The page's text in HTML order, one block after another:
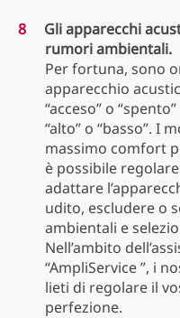
Gli apparecchi
rumori ambientali.
Per fortuna, sono
apparecchio
“acceso” o
“alto” o “basso”. I
massimo comfort
è possibile
adattare
udito, escludere o
ambientali e
Nell’ambito
“AmpliService ”, i
lieti di regolare il
perfezione.